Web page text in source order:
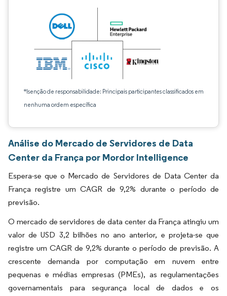
*Isenção de responsabilidade: Principais participantes classificados em
nenhuma ordem específica
Análise do Mercado de Servidores de Data
Center da França por Mordor Intelligence
Espera-se que o Mercado de Servidores de Data Center da
França registre um CAGR de 9,2% durante o período de
previsão.
O mercado de servidores de data center da França atingiu um
valor de USD 3,2 bilhões no ano anterior, e projeta-se que
registre um CAGR de 9,2% durante o período de previsão. A
crescente demanda por computação em nuvem entre
pequenas e médias empresas (PMEs), as regulamentações
governamentais para segurança local de dados e os